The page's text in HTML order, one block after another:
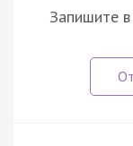
Запишите